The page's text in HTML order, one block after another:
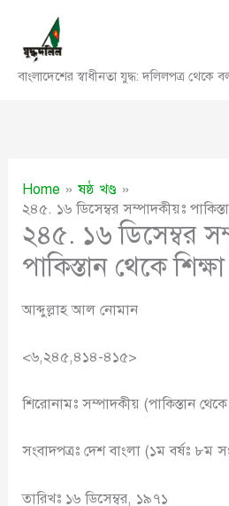
content
বাংলাদেশের স্বাধীনতা যুদ্ধ: দলিলপত্র থেকে
Home
ষষ্ঠ খণ্ড
২৪৫. ১৬ ডিসেম্বর সম্পাদকীয়ঃ
২৪৫. ১৬ ডিসেম্বর
পাকিস্তান থেকে
আব্দুল্লাহ আল নোমান
<৬,২৪৫,৪১৪-৪১৫>
শিরোনামঃ সম্পাদকীয় (পাকিস্তান
সংবাদপত্রঃ দেশ বাংলা (১ম বর্ষঃ ৮ম
তারিখঃ ১৬ ডিসেম্বর, ১৯৭১